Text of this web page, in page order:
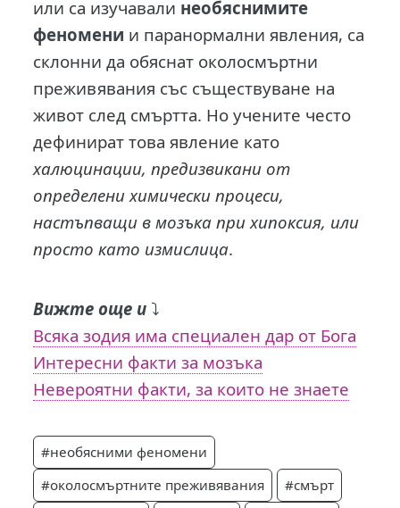
или са изучавали необяснимите
феномени и паранормални явления, са
склонни да обяснат околосмъртни
преживявания със съществуване на
живот след смъртта. Но учените често
дефинират това явление като
халюцинации, предизвикани от
определени химически процеси,
настъпващи в мозъка при хипоксия, или
просто като измислица.
Вижте още и ⤵️
Всяка зодия има специален дар от Бога
Интересни факти за мозъка
Невероятни факти, за които не знаете
#необясними феномени
#околосмъртните преживявания
#смърт